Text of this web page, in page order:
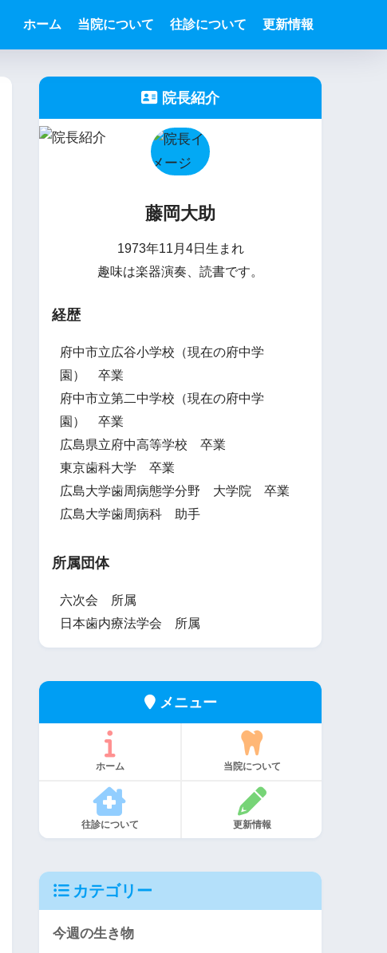
ホーム 当院について 往診について 更新情報
院長紹介
藤岡大助
1973年11月4日生まれ
趣味は楽器演奏、読書です。
経歴
府中市立広谷小学校（現在の府中学
園） 卒業
府中市立第二中学校（現在の府中学
園） 卒業
広島県立府中高等学校 卒業
東京歯科大学 卒業
広島大学歯周病態学分野 大学院 卒業
広島大学歯周病科 助手
所属団体
六次会 所属
日本歯内療法学会 所属
メニュー
ホーム 当院について
往診について 更新情報
カテゴリー
今週の生き物